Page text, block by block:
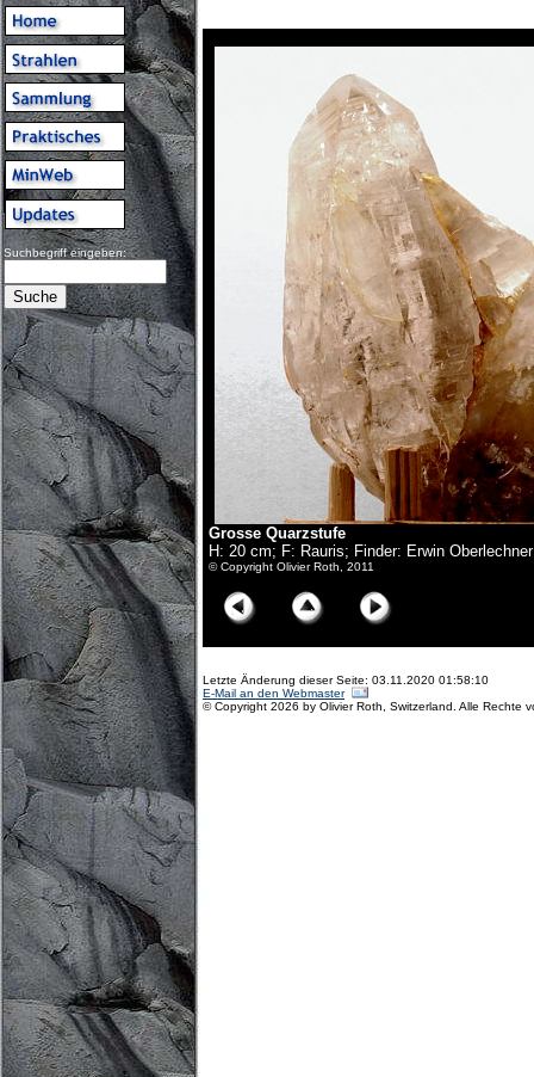
Suchbegriff eingeben:
Grosse Quarzstufe
H: 20 cm; F: Rauris; Finder: Erwin
© Copyright Olivier Roth, 2011
Letzte Änderung dieser Seite: 03.11.2020 01:58:10
E-Mail an den Webmaster
© Copyright 2026 by Olivier Roth, Switzerland. Alle Rechte